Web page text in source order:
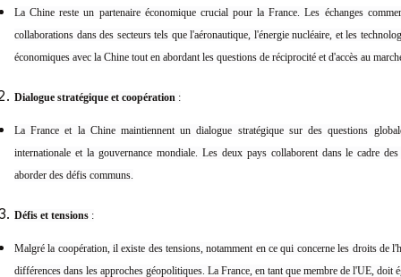
La Chine reste un partenaire économique crucial pour la France. Les échanges
collaborations dans des secteurs tels que l'aéronautique, l'énergie nucléaire, et les
économiques avec la Chine tout en abordant les questions de réciprocité et d'accès au
Dialogue stratégique et coopération :
La France et la Chine maintiennent un dialogue stratégique sur des questions
internationale et la gouvernance mondiale. Les deux pays collaborent dans le cadre
aborder des défis communs.
Défis et tensions :
Malgré la coopération, il existe des tensions, notamment en ce qui concerne les droits de
différences dans les approches géopolitiques. La France, en tant que membre de l'UE, doit